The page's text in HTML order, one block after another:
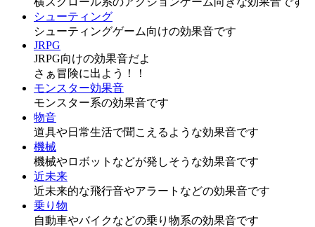
シューティング
シューティングゲーム向けの効果音です
JRPG
JRPG向けの効果音だよ
さぁ冒険に出よう！！
モンスター効果音
モンスター系の効果音です
物音
道具や日常生活で聞こえるような効果音です
機械
機械やロボットなどが発しそうな効果音です
近未来
近未来的な飛行音やアラートなどの効果音です
乗り物
自動車やバイクなどの乗り物系の効果音です